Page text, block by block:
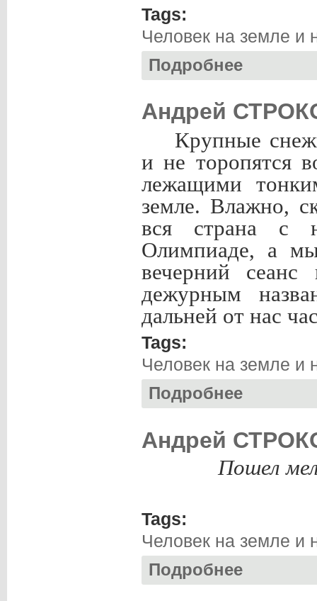
Tags:
Человек на земле и
Подробнее
Андрей
Крупные
и не торопятся
лежащими
земле. Влажно,
вся страна с
Олимпиаде, а
вечерний
дежурным
дальней от нас
Tags:
Человек на земле и
Подробнее
Андрей
Пошел
Tags:
Человек на земле и
Подробнее